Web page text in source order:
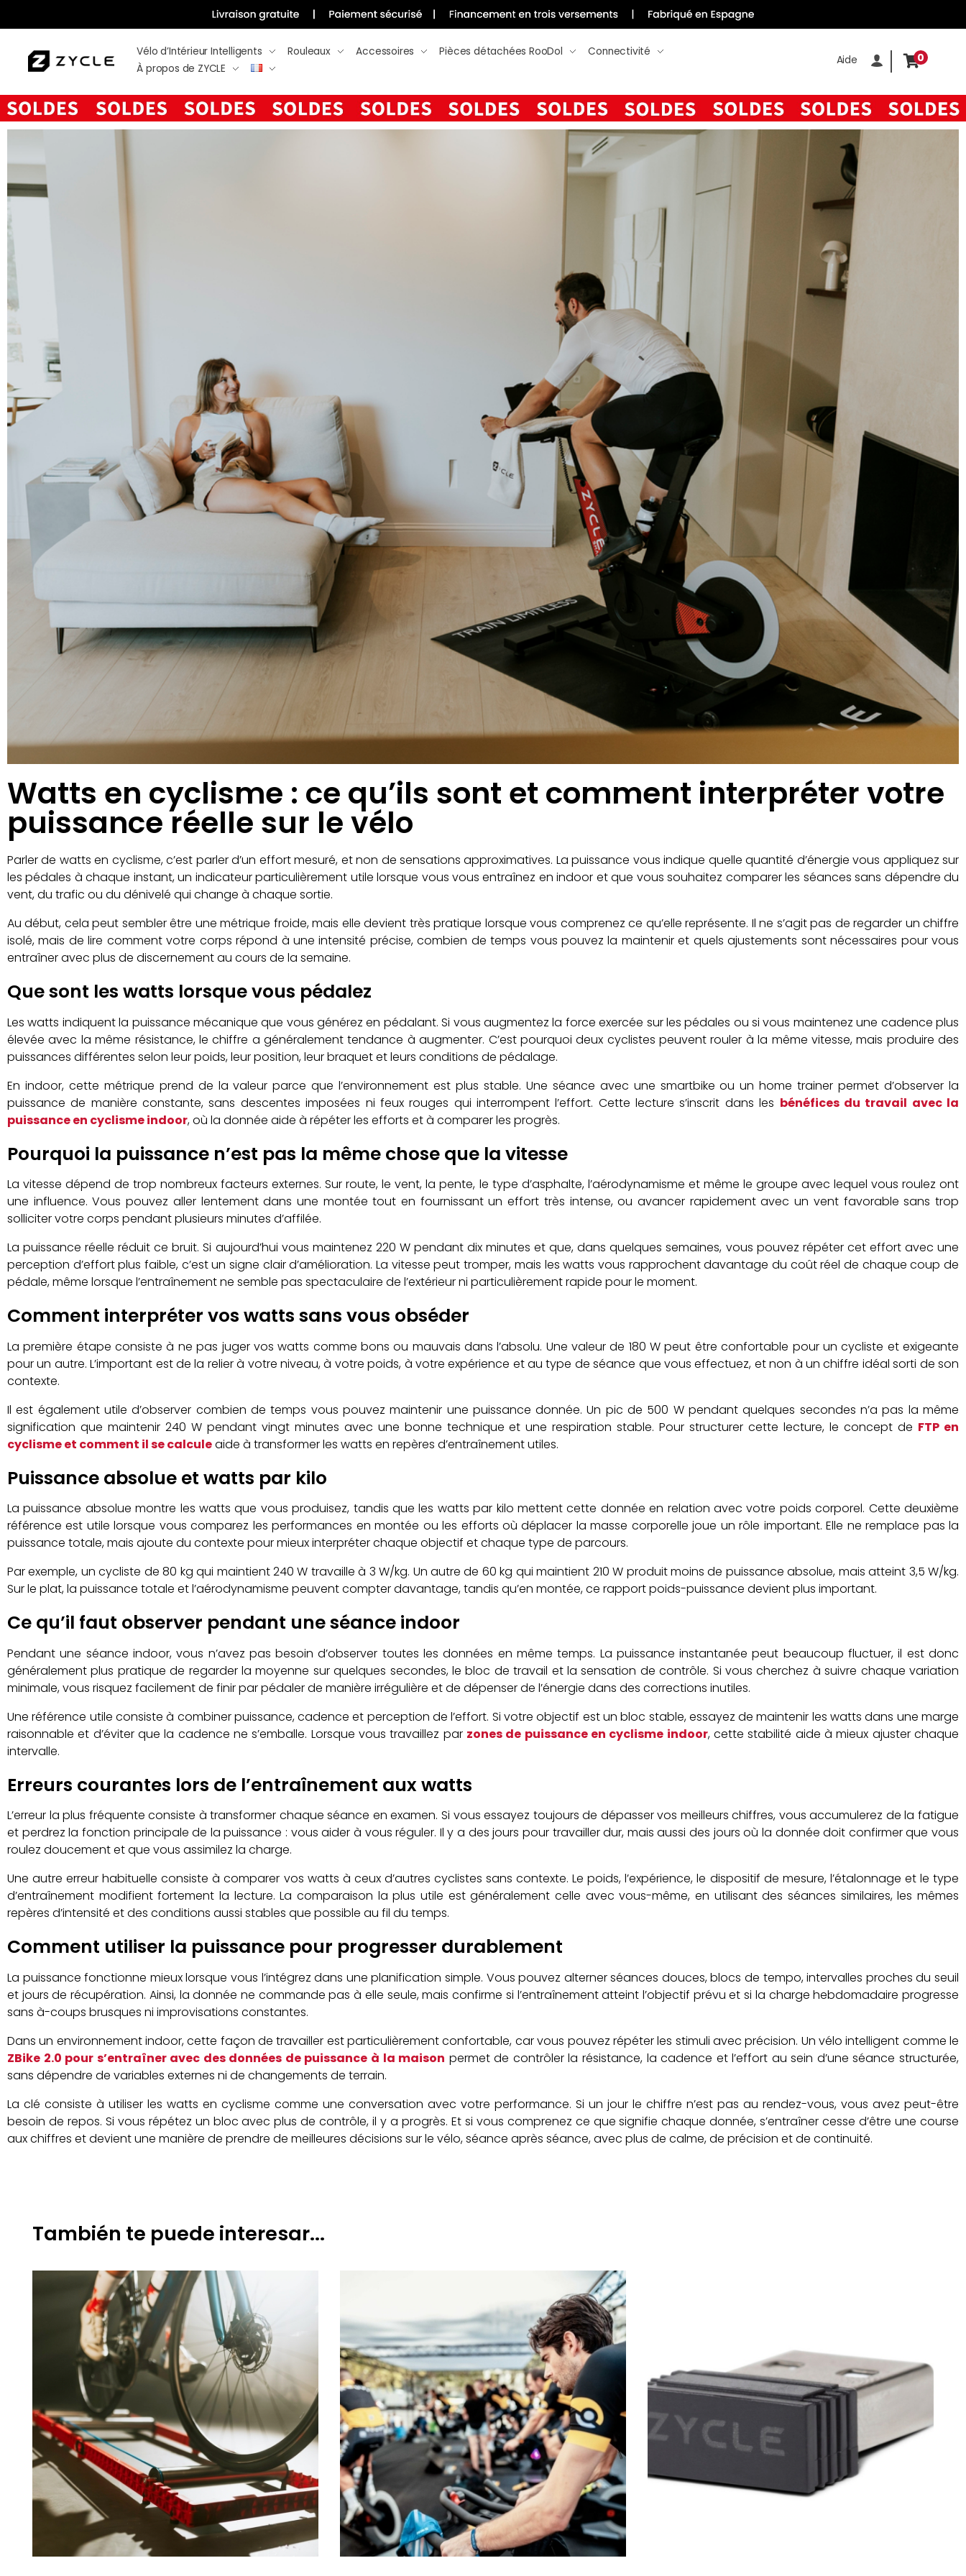
Vélo d’Intérieur Intelligents Rouleaux Accessoires Pièces détachées RooDol
Connectivité
À propos de ZYCLE
Aide 0
Watts en cyclisme : ce qu’ils sont et comment interpréter votre
puissance réelle sur le vélo
Parler de watts en cyclisme, c’est parler d’un effort mesuré, et non de sensations approximatives. La puissance vous indique quelle quantité d’énergie vous appliquez sur
les pédales à chaque instant, un indicateur particulièrement utile lorsque vous vous entraînez en indoor et que vous souhaitez comparer les séances sans dépendre du
vent, du trafic ou du dénivelé qui change à chaque sortie.
Au début, cela peut sembler être une métrique froide, mais elle devient très pratique lorsque vous comprenez ce qu’elle représente. Il ne s’agit pas de regarder un chiffre
isolé, mais de lire comment votre corps répond à une intensité précise, combien de temps vous pouvez la maintenir et quels ajustements sont nécessaires pour vous
entraîner avec plus de discernement au cours de la semaine.
Que sont les watts lorsque vous pédalez
Les watts indiquent la puissance mécanique que vous générez en pédalant. Si vous augmentez la force exercée sur les pédales ou si vous maintenez une cadence plus
élevée avec la même résistance, le chiffre a généralement tendance à augmenter. C’est pourquoi deux cyclistes peuvent rouler à la même vitesse, mais produire des
puissances différentes selon leur poids, leur position, leur braquet et leurs conditions de pédalage.
En indoor, cette métrique prend de la valeur parce que l’environnement est plus stable. Une séance avec une smartbike ou un home trainer permet d’observer la
puissance de manière constante, sans descentes imposées ni feux rouges qui interrompent l’effort. Cette lecture s’inscrit dans les bénéfices du travail avec la
puissance en cyclisme indoor, où la donnée aide à répéter les efforts et à comparer les progrès.
Pourquoi la puissance n’est pas la même chose que la vitesse
La vitesse dépend de trop nombreux facteurs externes. Sur route, le vent, la pente, le type d’asphalte, l’aérodynamisme et même le groupe avec lequel vous roulez ont
une influence. Vous pouvez aller lentement dans une montée tout en fournissant un effort très intense, ou avancer rapidement avec un vent favorable sans trop
solliciter votre corps pendant plusieurs minutes d’affilée.
La puissance réelle réduit ce bruit. Si aujourd’hui vous maintenez 220 W pendant dix minutes et que, dans quelques semaines, vous pouvez répéter cet effort avec une
perception d’effort plus faible, c’est un signe clair d’amélioration. La vitesse peut tromper, mais les watts vous rapprochent davantage du coût réel de chaque coup de
pédale, même lorsque l’entraînement ne semble pas spectaculaire de l’extérieur ni particulièrement rapide pour le moment.
Comment interpréter vos watts sans vous obséder
La première étape consiste à ne pas juger vos watts comme bons ou mauvais dans l’absolu. Une valeur de 180 W peut être confortable pour un cycliste et exigeante
pour un autre. L’important est de la relier à votre niveau, à votre poids, à votre expérience et au type de séance que vous effectuez, et non à un chiffre idéal sorti de son
contexte.
Il est également utile d’observer combien de temps vous pouvez maintenir une puissance donnée. Un pic de 500 W pendant quelques secondes n’a pas la même
signification que maintenir 240 W pendant vingt minutes avec une bonne technique et une respiration stable. Pour structurer cette lecture, le concept de FTP en
cyclisme et comment il se calculeaide à transformer les watts en repères d’entraînement utiles.
Puissance absolue et watts par kilo
La puissance absolue montre les watts que vous produisez, tandis que les watts par kilo mettent cette donnée en relation avec votre poids corporel. Cette deuxième
référence est utile lorsque vous comparez les performances en montée ou les efforts où déplacer la masse corporelle joue un rôle important. Elle ne remplace pas la
puissance totale, mais ajoute du contexte pour mieux interpréter chaque objectif et chaque type de parcours.
Par exemple, un cycliste de 80 kg qui maintient 240 W travaille à 3 W/kg. Un autre de 60 kg qui maintient 210 W produit moins de puissance absolue, mais atteint 3,5 W/kg.
Sur le plat, la puissance totale et l’aérodynamisme peuvent compter davantage, tandis qu’en montée, ce rapport poids-puissance devient plus important.
Ce qu’il faut observer pendant une séance indoor
Pendant une séance indoor, vous n’avez pas besoin d’observer toutes les données en même temps. La puissance instantanée peut beaucoup fluctuer, il est donc
généralement plus pratique de regarder la moyenne sur quelques secondes, le bloc de travail et la sensation de contrôle. Si vous cherchez à suivre chaque variation
minimale, vous risquez facilement de finir par pédaler de manière irrégulière et de dépenser de l’énergie dans des corrections inutiles.
Une référence utile consiste à combiner puissance, cadence et perception de l’effort. Si votre objectif est un bloc stable, essayez de maintenir les watts dans une marge
raisonnable et d’éviter que la cadence ne s’emballe. Lorsque vous travaillez par zones de puissance en cyclisme indoor, cette stabilité aide à mieux ajuster chaque
intervalle.
Erreurs courantes lors de l’entraînement aux watts
L’erreur la plus fréquente consiste à transformer chaque séance en examen. Si vous essayez toujours de dépasser vos meilleurs chiffres, vous accumulerez de la fatigue
et perdrez la fonction principale de la puissance : vous aider à vous réguler. Il y a des jours pour travailler dur, mais aussi des jours où la donnée doit confirmer que vous
roulez doucement et que vous assimilez la charge.
Une autre erreur habituelle consiste à comparer vos watts à ceux d’autres cyclistes sans contexte. Le poids, l’expérience, le dispositif de mesure, l’étalonnage et le type
d’entraînement modifient fortement la lecture. La comparaison la plus utile est généralement celle avec vous-même, en utilisant des séances similaires, les mêmes
repères d’intensité et des conditions aussi stables que possible au fil du temps.
Comment utiliser la puissance pour progresser durablement
La puissance fonctionne mieux lorsque vous l’intégrez dans une planification simple. Vous pouvez alterner séances douces, blocs de tempo, intervalles proches du seuil
et jours de récupération. Ainsi, la donnée ne commande pas à elle seule, mais confirme si l’entraînement atteint l’objectif prévu et si la charge hebdomadaire progresse
sans à-coups brusques ni improvisations constantes.
Dans un environnement indoor, cette façon de travailler est particulièrement confortable, car vous pouvez répéter les stimuli avec précision. Un vélo intelligent comme le
ZBike 2.0 pour s’entraîner avec des données de puissance à la maison permet de contrôler la résistance, la cadence et l’effort au sein d’une séance structurée,
sans dépendre de variables externes ni de changements de terrain.
La clé consiste à utiliser les watts en cyclisme comme une conversation avec votre performance. Si un jour le chiffre n’est pas au rendez-vous, vous avez peut-être
besoin de repos. Si vous répétez un bloc avec plus de contrôle, il y a progrès. Et si vous comprenez ce que signifie chaque donnée, s’entraîner cesse d’être une course
aux chiffres et devient une manière de prendre de meilleures décisions sur le vélo, séance après séance, avec plus de calme, de précision et de continuité.
También te puede interesar...